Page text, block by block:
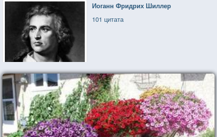
Иоганн Фридрих Шиллер
101 цитата